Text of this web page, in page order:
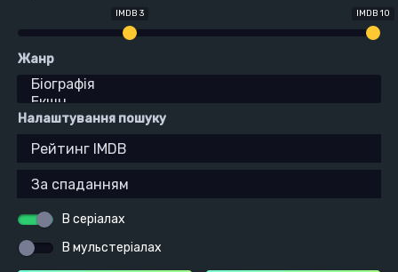
IMDB 3 IMDB 10
Жанр
Налаштування пошуку
В серіалах
В мульстеріалах